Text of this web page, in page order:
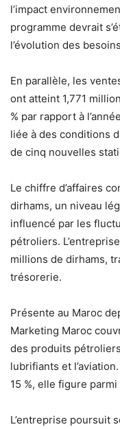
l’impact
programme devrait
l’évolution des
En parallèle, les
ont atteint 1,771
% par rapport à
liée à des conditions
de cinq nouvelles
Le chiffre d’affaires
dirhams, un niveau
influencé par les
pétroliers.
millions de dirhams,
trésorerie.
Présente au Maroc
Marketing Maroc
des produits
lubrifiants et
15 %, elle figure
L’entreprise poursuit